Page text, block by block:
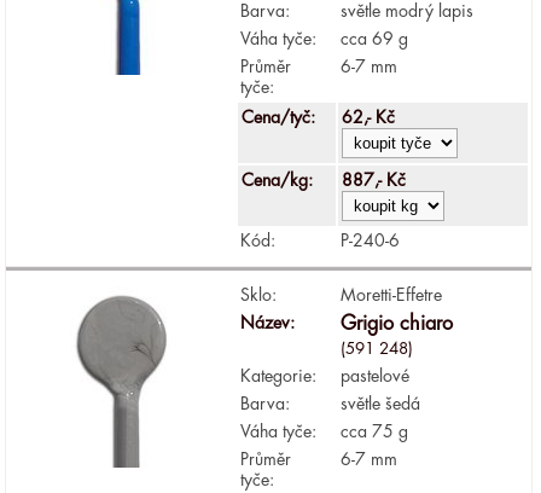
Barva:
světle modrý lapis
Váha tyče:
cca 69 g
Průměr
tyče:
6-7 mm
Cena/tyč: 62,- Kč
Cena/kg: 887,- Kč
Kód: P-240-6
Sklo:
Moretti-Effetre
Název:
Grigio chiaro
(591 248)
Kategorie:
pastelové
Barva:
světle šedá
Váha tyče:
cca 75 g
Průměr
tyče:
6-7 mm